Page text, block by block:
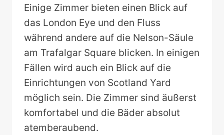
Einige Zimmer bieten einen Blick auf
das London Eye und den Fluss
während andere auf die Nelson-Säule
am Trafalgar Square blicken. In einigen
Fällen wird auch ein Blick auf die
Einrichtungen von Scotland Yard
möglich sein. Die Zimmer sind äußerst
komfortabel und die Bäder absolut
atemberaubend.